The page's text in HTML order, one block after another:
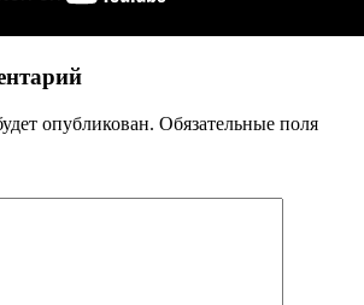
опубликован. Обязательные поля